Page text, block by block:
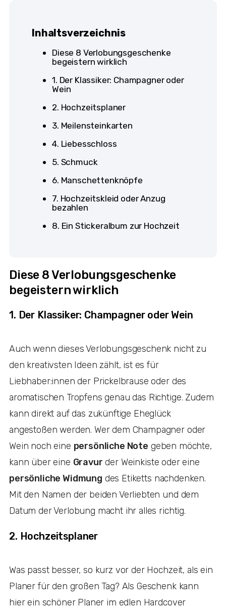
Inhaltsverzeichnis
Diese 8 Verlobungsgeschenke
begeistern wirklich
1. Der Klassiker: Champagner oder
Wein
2. Hochzeitsplaner
3. Meilensteinkarten
4. Liebesschloss
5. Schmuck
6. Manschettenknöpfe
7. Hochzeitskleid oder Anzug
bezahlen
8. Ein Stickeralbum zur Hochzeit
Diese 8 Verlobungsgeschenke
begeistern wirklich
1. Der Klassiker: Champagner oder Wein
Auch wenn dieses Verlobungsgeschenk nicht zu
den kreativsten Ideen zählt, ist es für
Liebhaber:innen der Prickelbrause oder des
aromatischen Tropfens genau das Richtige. Zudem
kann direkt auf das zukünftige Eheglück
angestoßen werden. Wer dem Champagner oder
Wein noch eine persönliche Note geben möchte,
kann über eine Gravur der Weinkiste oder eine
persönliche Widmung des Etiketts nachdenken.
Mit den Namen der beiden Verliebten und dem
Datum der Verlobung macht ihr alles richtig.
2. Hochzeitsplaner
Was passt besser, so kurz vor der Hochzeit, als ein
Planer für den großen Tag? Als Geschenk kann
hier ein schöner Planer im edlen Hardcover